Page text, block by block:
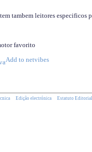
tambem leitores especificos
favorito
Edição electrónica Estatuto Editorial